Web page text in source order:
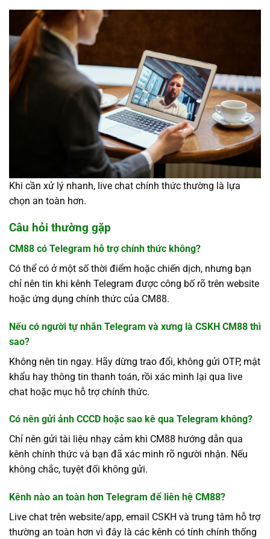
Khi cần xử lý nhanh, live chat chính thức thường là lựa
chọn an toàn hơn.
Câu hỏi thường gặp
CM88 có Telegram hỗ trợ chính thức không?
Có thể có ở một số thời điểm hoặc chiến dịch, nhưng bạn
chỉ nên tin khi kênh Telegram được công bố rõ trên website
hoặc ứng dụng chính thức của CM88.
Nếu có người tự nhắn Telegram và xưng là CSKH CM88 thì
sao?
Không nên tin ngay. Hãy dừng trao đổi, không gửi OTP, mật
khẩu hay thông tin thanh toán, rồi xác minh lại qua live
chat hoặc mục hỗ trợ chính thức.
Có nên gửi ảnh CCCD hoặc sao kê qua Telegram không?
Chỉ nên gửi tài liệu nhạy cảm khi CM88 hướng dẫn qua
kênh chính thức và bạn đã xác minh rõ người nhận. Nếu
không chắc, tuyệt đối không gửi.
Kênh nào an toàn hơn Telegram để liên hệ CM88?
Live chat trên website/app, email CSKH và trung tâm hỗ trợ
thường an toàn hơn vì đây là các kênh có tính chính thống